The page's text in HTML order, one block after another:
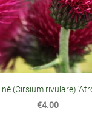
(Cirsium rivulare)
€4.00